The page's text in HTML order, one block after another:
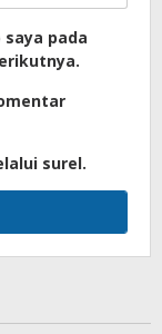
pada
surel.